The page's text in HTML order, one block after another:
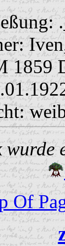
1859
wurde
Of